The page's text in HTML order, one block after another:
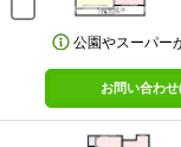
公園やスーパー
お問い合わ